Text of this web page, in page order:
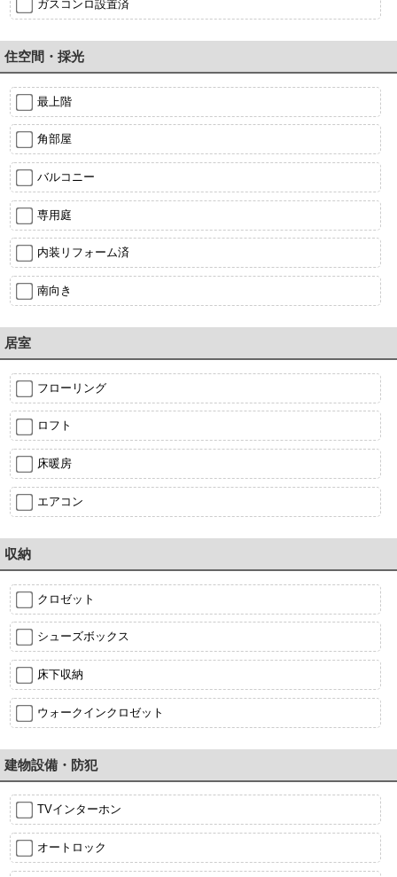
ガスコンロ設置済
住空間・採光
最上階
角部屋
バルコニー
専用庭
内装リフォーム済
南向き
居室
フローリング
ロフト
床暖房
エアコン
収納
クロゼット
シューズボックス
床下収納
ウォークインクロゼット
建物設備・防犯
TVインターホン
オートロック